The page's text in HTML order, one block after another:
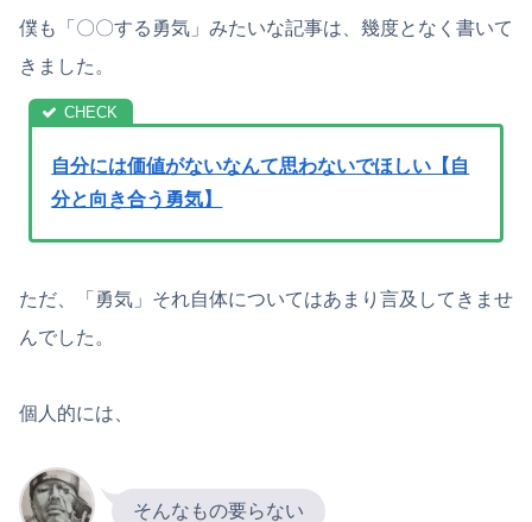
僕も「〇〇する勇気」みたいな記事は、幾度となく書いて
きました。
自分には価値がないなんて思わないでほしい【自
分と向き合う勇気】
ただ、「勇気」それ自体についてはあまり言及してきませ
んでした。
個人的には、
そんなもの要らない